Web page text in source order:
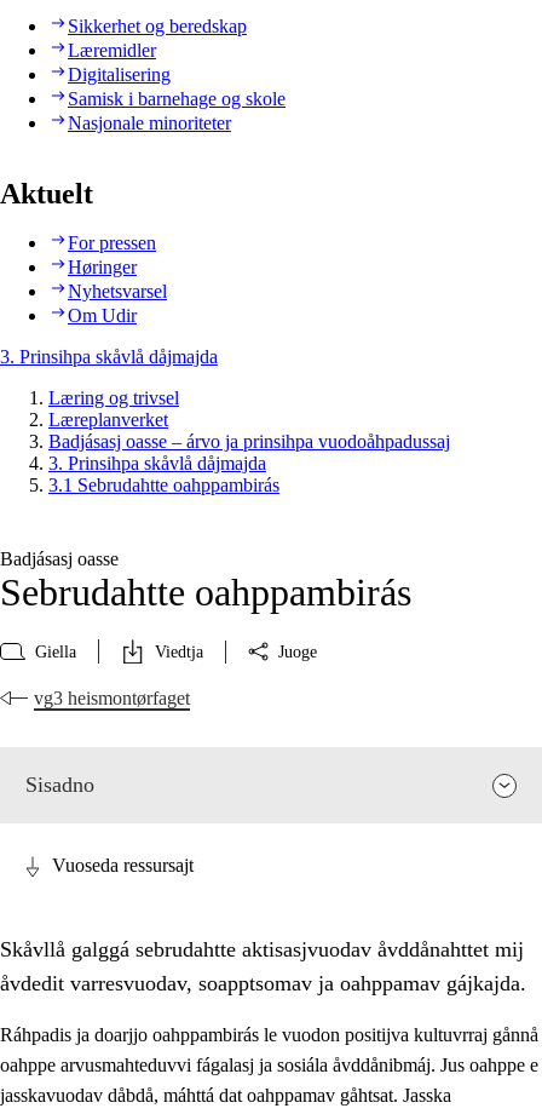
Sikkerhet og beredskap
Læremidler
Digitalisering
Samisk i barnehage og skole
Nasjonale minoriteter
Aktuelt
For pressen
Høringer
Nyhetsvarsel
Om Udir
3. Prinsihpa skåvlå dåjmajda
Læring og trivsel
Læreplanverket
Badjásasj oasse – árvo ja prinsihpa vuodoåhpadussaj
3. Prinsihpa skåvlå dåjmajda
3.1 Sebrudahtte oahppambirás
Badjásasj oasse
Sebrudahtte oahppambirás
Giella Viedtja Juoge
vg3 heismontørfaget
Sisadno
Vuoseda ressursajt
Skåvllå galggá sebrudahtte aktisasjvuodav åvddånahttet mij
åvdedit varresvuodav, soapptsomav ja oahppamav gájkajda.
Ráhpadis ja doarjjo oahppambirás le vuodon positijva kultuvrraj gånnå
oahppe arvusmahteduvvi fágalasj ja sosiála åvddånibmáj. Jus oahppe e
jasskavuodav dåbdå, máhttá dat oahppamav gåhtsat. Jasska